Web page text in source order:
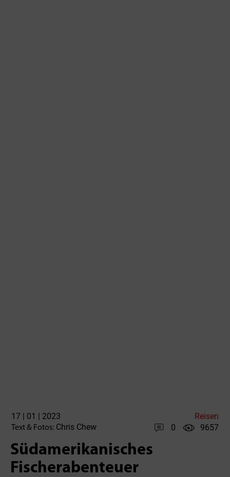
17 | 01 | 2023 Reisen
Text & Fotos: Chris Chew 0 9657
Südamerikanisches
Fischerabenteuer